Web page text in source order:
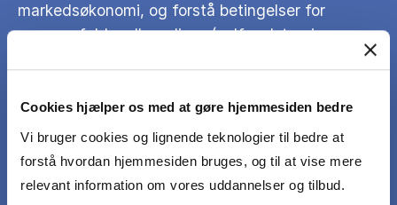
Cookies hjælper os med at gøre hjemmesiden bedre
Vi bruger cookies og lignende teknologier til bedre at
forstå hvordan hjemmesiden bruges, og til at vise mere
relevant information om vores uddannelser og tilbud.
markedsøkonomi, og forstå betingelser for
sammenfald mellem disse (velfærdsteoriens
Forstå omstændigheder hvorunder
markedsligevægten ikke er optimal pga.
markedssvigt, og forklare hvordan
markedsmekanismens funktion kan udbedres.